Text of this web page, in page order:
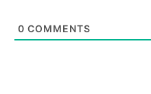
0 COMMENTS